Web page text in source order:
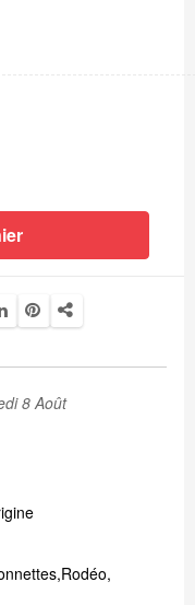
8 Août